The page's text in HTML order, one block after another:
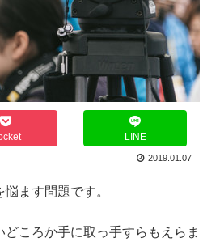
LINE
2019.01.07
ます問題です。
ころか手に取っ手すらもえらま